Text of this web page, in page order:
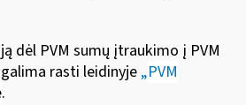
dėl PVM sumų įtraukimo į PVM
rasti leidinyje „PVM
.